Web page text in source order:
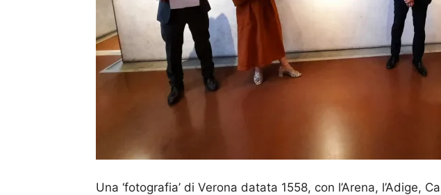
Una ‘fotografia’ di Verona datata 1558, con l’Arena, l’Adige,